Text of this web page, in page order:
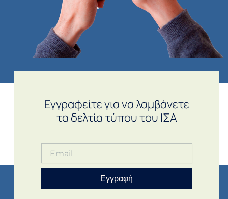
Εγγραφείτε για να λαμβάνετε
τα δελτία τύπου του ΙΣΑ
Εγγραφή